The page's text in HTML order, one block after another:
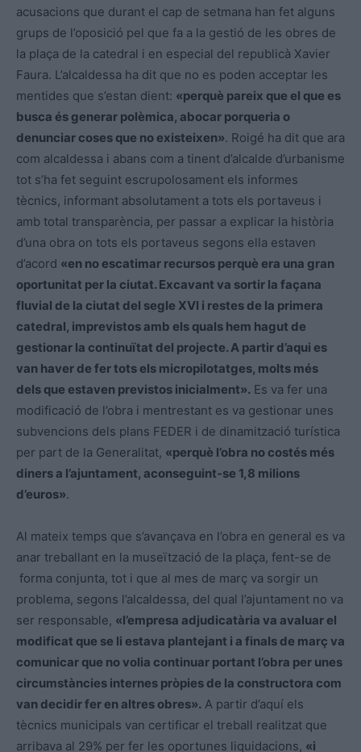
acusacions que durant el cap de setmana han fet alguns
grups de l’oposició pel que fa a la gestió de les obres de
la plaça de la catedral i en especial del republicà Xavier
Faura. L’alcaldessa ha dit que no es poden acceptar les
mentides que s’estan dient: «perquè pareix que el que es
busca és generar polèmica, abocar porqueria o
denunciar coses que no existeixen». Roigé ha dit que ara
com alcaldessa i abans com a tinent d’alcalde d’urbanisme
tot s’ha fet seguint escrupolosament els informes
tècnics, informant absolutament a tots els portaveus i
amb total transparència, per passar a explicar la història
d’una obra on tots els portaveus segons ella estaven
d’acord «en no escatimar recursos perquè era una gran
oportunitat per la ciutat. Excavant va sortir la façana
fluvial de la ciutat del segle XVI i restes de la primera
catedral, imprevistos amb els quals hem hagut de
gestionar la continuïtat del projecte. A partir d’aqui es
van haver de fer tots els micropilotatges, molts més
dels que estaven previstos inicialment». Es va fer una
modificació de l’obra i mentrestant es va gestionar unes
subvencions dels plans FEDER i de dinamització turística
per part de la Generalitat, «perquè l’obra no costés més
diners a l’ajuntament, aconseguint-se 1,8 milions
d’euros».
Al mateix temps que s’avançava en l’obra en general es va
anar treballant en la museïtzació de la plaça, fent-se de
forma conjunta, tot i que al mes de març va sorgir un
problema, segons l’alcaldessa, del qual l’ajuntament no va
ser responsable, «l’empresa adjudicatària va avaluar el
modificat que se li estava plantejant i a finals de març va
comunicar que no volia continuar portant l’obra per unes
circumstàncies internes pròpies de la constructora com
van decidir fer en altres obres». A partir d’aquí els
tècnics municipals van certificar el treball realitzat que
arribava al 29% per fer les oportunes liquidacions, «i